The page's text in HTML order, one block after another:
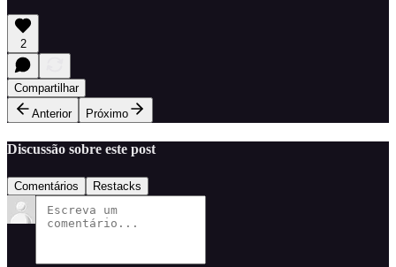
2
Compartilhar
Anterior
Próximo
Discussão sobre este post
Comentários Restacks